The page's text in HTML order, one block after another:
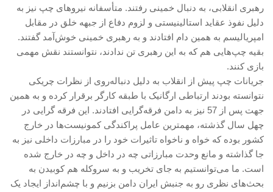
رهبری انقلابی، به دنبال خمینی رفتند. متأسفانه نیروهای چپ نیز به
دلیل نفوذ عقاید استالینیستی و لزوم دفاع از جبهه خلق در مقابل
امپریالیسم به همین دام افتادند و به رهبری خمینی خوش‌آمد گفتند.
بقیه چپ‌هایی هم که به این رهبری تن ندادند، نتوانستند نقش مهمی
بازی کنند.
جریانات چپ پیش از انقلاب به دلیل دنباله‌روی از نظرات چریکی
نتوانسته بودند ارتباطی ارگانیک با طبقه کارگر برقرار کرده و به همین
جهت پس از 57 نیز به دامن فرقه‌گرایی افتادند. این فرقه گرایی در
چهل سال گذشته، مهمترین عامل پراکندگی کمونیست‌ها در خارج
کشور بوده که خواه و ناخواه تاثیرات خود را در مبارزات داخلی نیز به
جا گذاشته و مانع وحدت مبارزاتی چه در داخل و چه در خارج شده
است. ما می‌توانستیم به جای تخریب و به سروکله هم کوبیدن به
بحث‌های نظری رو به جنبش ایران دامن بزنیم و با چشم‌انداز ایجاد یک